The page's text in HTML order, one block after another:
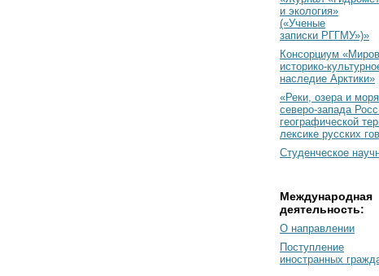
и экология»
(«Ученые
записки РГГМУ»)»
Консорциум
историко-
наследие Арктики»
«Реки, озера и моря
северо-запада
географической
лексике русских
Студенческое
Международная
деятельность:
О направлении
Поступление
иностранных